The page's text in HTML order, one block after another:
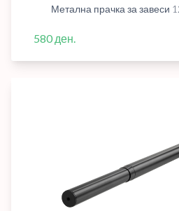
Метална прачка за завеси
580 ден.